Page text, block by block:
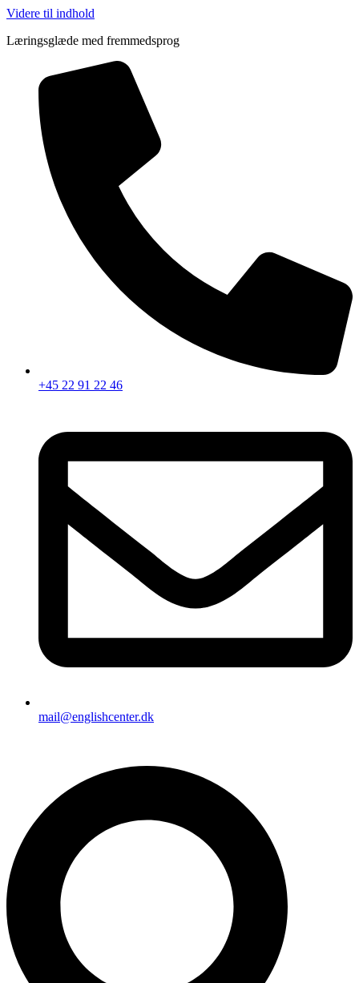
Videre til indhold
Læringsglæde med fremmedsprog
+45 22 91 22 46
mail@englishcenter.dk